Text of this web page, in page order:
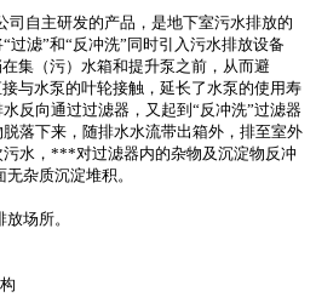
司自主研发的产品，是地下室污水排放的
过滤”和“反冲洗”同时引入污水排放设备
集（污）水箱和提升泵之前，从而避
与水泵的叶轮接触，延长了水泵的使用寿
反向通过过滤器，又起到“反冲洗”过滤器
落下来，随排水水流带出箱外，排至室外
水，***对过滤器内的杂物及沉淀物反冲
杂质沉淀堆积。
场所。